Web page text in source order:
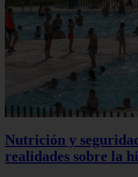
Nutrición y
realidades sobre la